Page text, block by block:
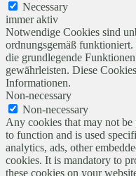
Necessary
immer aktiv
Notwendige Cookies sind
ordnungsgemäß
die grundlegende
gewährleisten. Diese
Informationen.
Non-necessary
Non-necessary
Any cookies that may not
to function and is used
analytics, ads, other
cookies. It is mandatory to
these cookies on your